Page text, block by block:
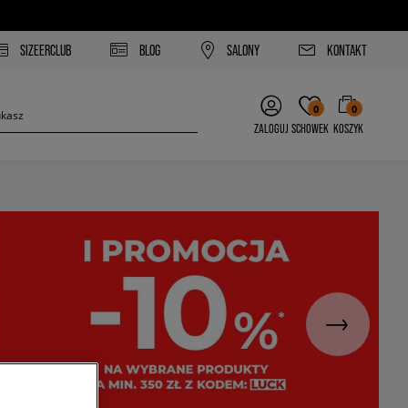
SIZEERCLUB BLOG SALONY KONTAKT
ZALOGUJ
0
SCHOWEK
0
KOSZYK